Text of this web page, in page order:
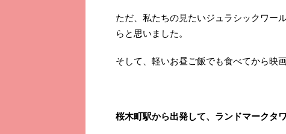
ただ、私たちの見たいジュラシックワー
らと思いました。
そして、軽いお昼ご飯でも食べてから映
桜木町駅から出発して、ランドマークタ